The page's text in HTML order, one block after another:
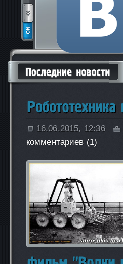
16.06.2015, 12:36
комментариев (1)